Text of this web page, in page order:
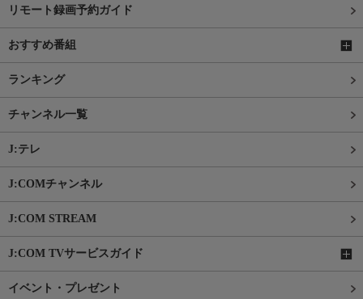
リモート録画予約ガイド
おすすめ番組
ランキング
チャンネル一覧
J:テレ
J:COMチャンネル
J:COM STREAM
J:COM TVサービスガイド
イベント・プレゼント